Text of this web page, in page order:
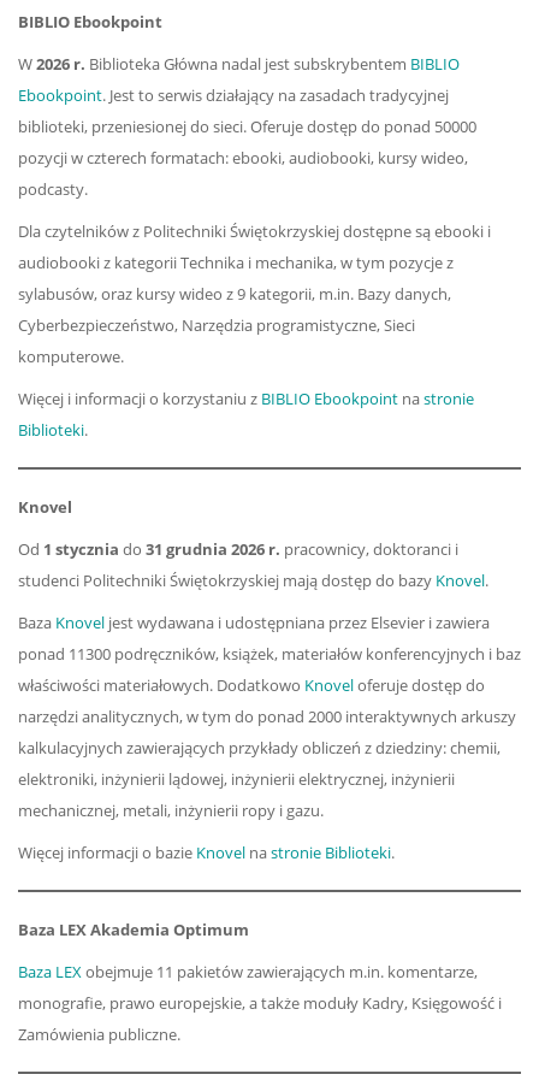
BIBLIO Ebookpoint
W2026 r. Biblioteka Główna nadal jest subskrybentem BIBLIO
Ebookpoint. Jest to serwis działający na zasadach tradycyjnej
biblioteki, przeniesionej do sieci. Oferuje dostęp do ponad 50000
pozycji w czterech formatach: ebooki, audiobooki, kursy wideo,
podcasty.
Dla czytelników z Politechniki Świętokrzyskiej dostępne są ebooki i
audiobooki z kategorii Technika i mechanika, w tym pozycje z
sylabusów, oraz kursy wideo z 9 kategorii, m.in. Bazy danych,
Cyberbezpieczeństwo, Narzędzia programistyczne, Sieci
komputerowe.
Więcej i informacji o korzystaniu z BIBLIO Ebookpoint nastronie
Biblioteki.
Knovel
Od 1 stycznia do 31 grudnia 2026 r. pracownicy, doktoranci i
studenci Politechniki Świętokrzyskiej mają dostęp do bazy Knovel.
Baza Knovel jest wydawana i udostępniana przez Elsevier i zawiera
ponad 11300 podręczników, książek, materiałów konferencyjnych i baz
właściwości materiałowych. Dodatkowo Knoveloferuje dostęp do
narzędzi analitycznych, w tym do ponad 2000 interaktywnych arkuszy
kalkulacyjnych zawierających przykłady obliczeń z dziedziny: chemii,
elektroniki, inżynierii lądowej, inżynierii elektrycznej, inżynierii
mechanicznej, metali, inżynierii ropy i gazu.
Więcej informacji o bazie Knovel nastronie Biblioteki.
Baza LEX Akademia Optimum
Baza LEX obejmuje 11 pakietów zawierających m.in. komentarze,
monografie, prawo europejskie, a także moduły Kadry, Księgowość i
Zamówienia publiczne.